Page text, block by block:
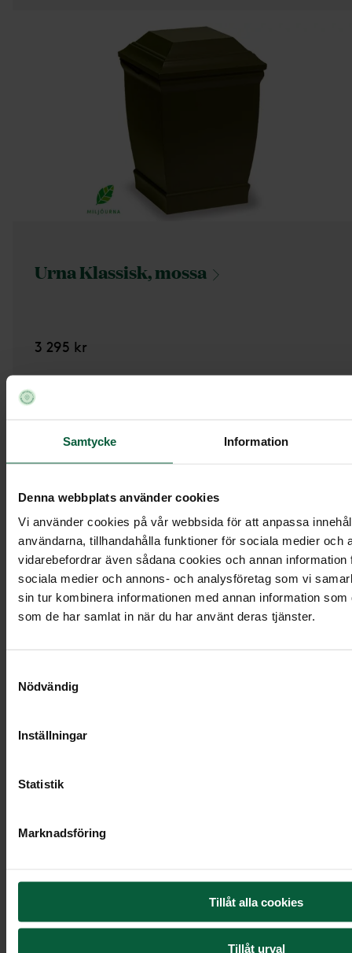
Samtycke Information
Denna webbplats använder cookies
Vi använder cookies på vår webbsida för att anpassa
användarna, tillhandahålla funktioner för sociala medier och
vidarebefordrar även sådana cookies och annan information
sociala medier och annons- och analysföretag som vi
sin tur kombinera informationen med annan information
som de har samlat in när du har använt deras tjänster.
Nödvändig
Inställningar
Statistik
Marknadsföring
Tillåt alla cookies
Tillåt urval
Urna Klassisk,mossa
3 295 kr
2 695 kr